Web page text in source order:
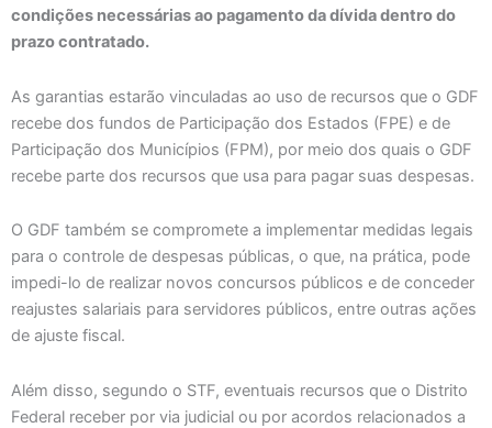
condições necessárias ao pagamento da dívida dentro do
prazo contratado.
As garantias estarão vinculadas ao uso de recursos que o GDF
recebe dos fundos de Participação dos Estados (FPE) e de
Participação dos Municípios (FPM), por meio dos quais o GDF
recebe parte dos recursos que usa para pagar suas despesas.
O GDF também se compromete a implementar medidas legais
para o controle de despesas públicas, o que, na prática, pode
impedi-lo de realizar novos concursos públicos e de conceder
reajustes salariais para servidores públicos, entre outras ações
de ajuste fiscal.
Além disso, segundo o STF, eventuais recursos que o Distrito
Federal receber por via judicial ou por acordos relacionados a